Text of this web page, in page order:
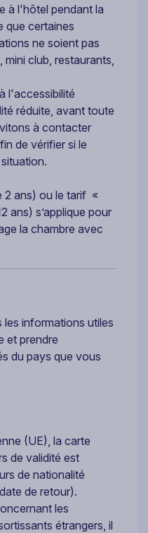
à l'hôtel pendant la
que certaines
ne soient pas
club, restaurants,
l'accessibilité
réduite, avant toute
à contacter
de vérifier si le
2 ans) ou le tarif «
ans) s’applique pour
la chambre avec
informations utiles
et prendre
du pays que vous
(UE), la carte
de validité est
de nationalité
de retour).
les
étrangers, il